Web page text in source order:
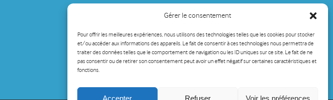
Gérer le consentement
Pour offrir les meilleures expériences, nous utilisons des technologies telles que les cookies pour stocker
et/ou accéder aux informations des appareils. Le fait de consentir à ces technologies nous permettra de
traiter des données telles que le comportement de navigation ou les ID uniques sur ce site. Le fait de ne
pas consentir ou de retirer son consentement peut avoir un effet négatif sur certaines caractéristiques et
fonctions.
Accepter Refuser Voir les préférences